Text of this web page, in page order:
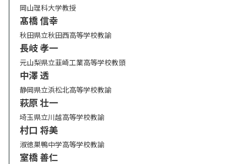
岡山理科大学教授
髙橋 信幸
秋田県立秋田西高等学校教諭
長岐 孝一
元山梨県立韮崎工業高等学校教頭
中澤 透
静岡県立浜松北高等学校教諭
萩原 壮一
埼玉県立川越高等学校教諭
村口 将美
淑徳巣鴨中学高等学校教諭
室橋 善仁